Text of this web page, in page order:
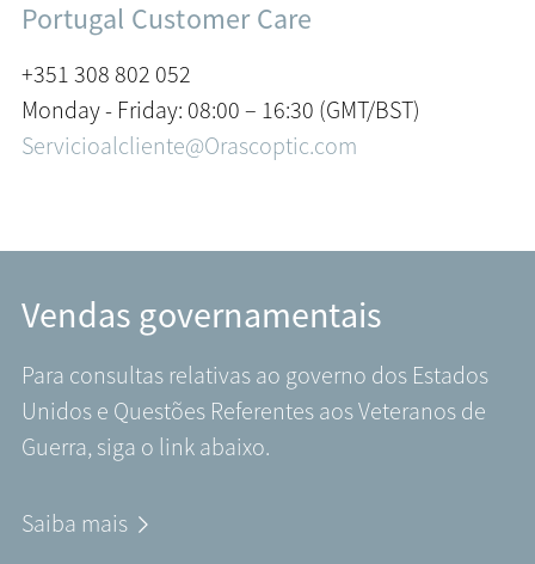
Portugal Customer Care
+351 308 802 052
Monday - Friday: 08:00 – 16:30 (GMT/BST)
Servicioalcliente@Orascoptic.com
Vendas governamentais
Para consultas relativas ao governo dos Estados
Unidos e Questões Referentes aos Veteranos de
Guerra, siga o link abaixo.
Saiba mais